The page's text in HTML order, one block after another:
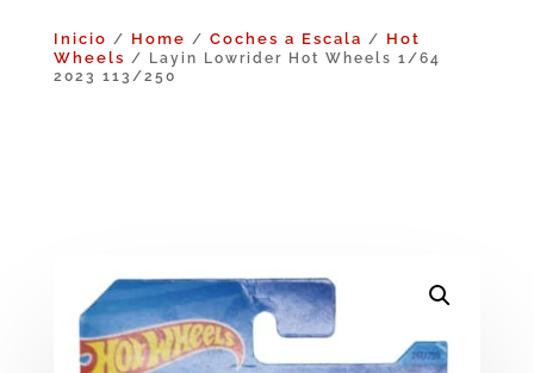
Inicio / Home / Coches a Escala / Hot
Wheels / Layin Lowrider Hot Wheels 1/64
2023 113/250